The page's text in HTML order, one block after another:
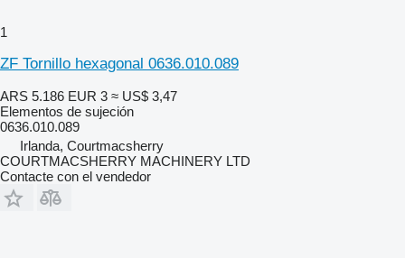
1
ZF Tornillo hexagonal 0636.010.089
ARS 5.186 EUR 3 ≈ US$ 3,47
Elementos de sujeción
0636.010.089
Irlanda, Courtmacsherry
COURTMACSHERRY MACHINERY LTD
Contacte con el vendedor